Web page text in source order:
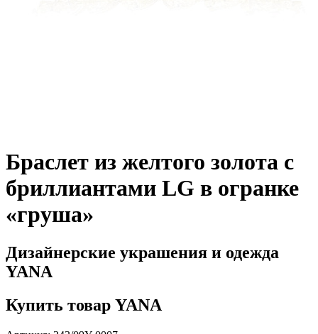
Браслет из желтого золота с
бриллиантами LG в огранке
«груша»
Дизайнерские украшения и одежда
YANA
Купить товар YANA